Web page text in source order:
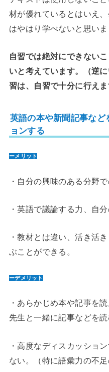
材が優れているとはいえ
はやはり学べないと思いま
自習では絶対にできない
いと考えています。（逆
習は、自習で十分に行えま
英語の本や新聞記事な
ョンする
ーメリット
・自分の興味のある分野
・英語で議論する力、自
・教材とは違い、活き活
ぶことができる。
ーデメリット
・あらかじめ本や記事を
先生と一緒に記事などを
・高度なディスカッショ
ない。（特に語彙力の不